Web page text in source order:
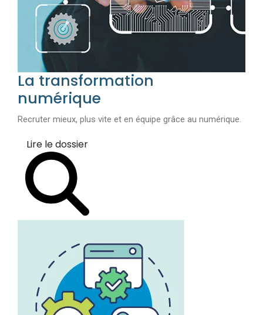
La transformation
numérique
Recruter mieux, plus vite et en équipe grâce au numérique.
Lire le dossier